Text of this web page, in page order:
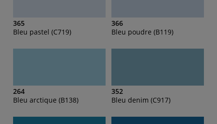
365
Bleu pastel (C719)
366
Bleu poudre (B119)
264
Bleu arctique (B138)
352
Bleu denim (C917)